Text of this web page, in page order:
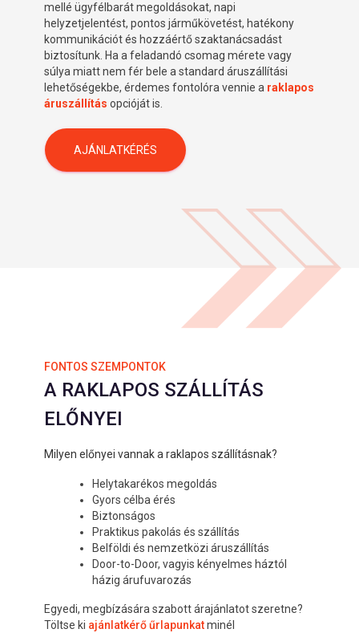
mellé ügyfélbarát megoldásokat, napi
helyzetjelentést, pontos járműkövetést, hatékony
kommunikációt és hozzáértő szaktanácsadást
biztosítunk. Ha a feladandó csomag mérete vagy
súlya miatt nem fér bele a standard áruszállítási
lehetőségekbe, érdemes fontolóra vennie a raklapos
áruszállítás opcióját is.
FONTOS SZEMPONTOK
A RAKLAPOS SZÁLLÍTÁS
ELŐNYEI
Milyen előnyei vannak a raklapos szállításnak?
Helytakarékos megoldás
Gyors célba érés
Biztonságos
Praktikus pakolás és szállítás
Belföldi és nemzetközi áruszállítás
Door-to-Door, vagyis kényelmes háztól
házig árufuvarozás
Egyedi, megbízására szabott árajánlatot szeretne?
Töltse ki ajánlatkérő űrlapunkatminél